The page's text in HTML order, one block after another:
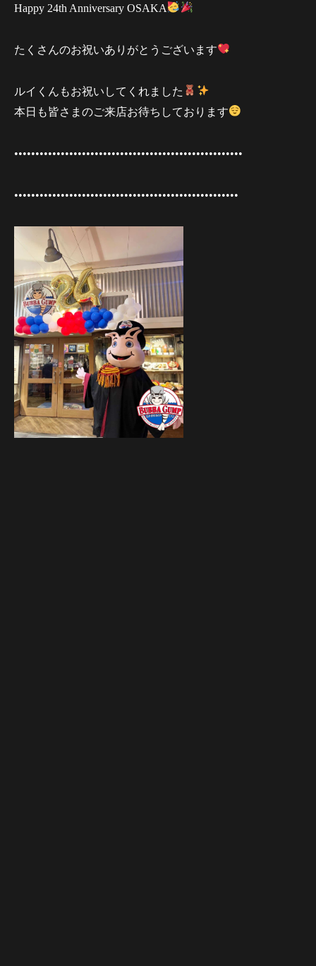
Happy 24th Anniversary OSAKA
たくさんのお祝いありがとうございます
ルイくんもお祝いしてくれました
本日も皆さまのご来店お待ちしております
••••••••••••••••••••••••••••••••••••••••••••••••••••••
•••••••••••••••••••••••••••••••••••••••••••••••••••••